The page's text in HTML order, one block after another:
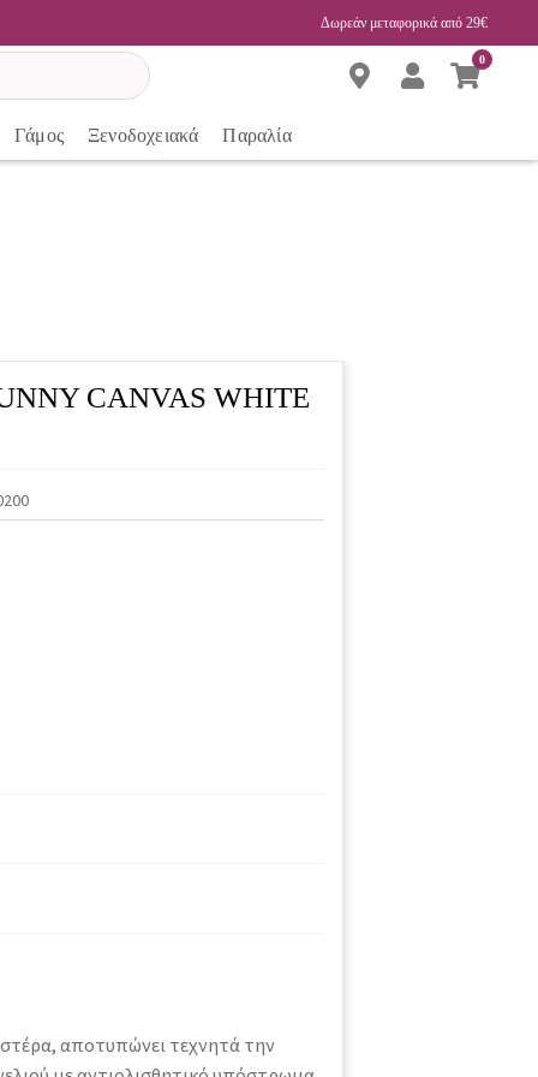
Δωρεάν μεταφορικά από 29€
0
Γάμος Ξενοδοχειακά Παραλία
CANVAS WHITE
αποτυπώνει τεχνητά την